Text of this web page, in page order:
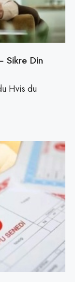
Sikre Din
Hvis du